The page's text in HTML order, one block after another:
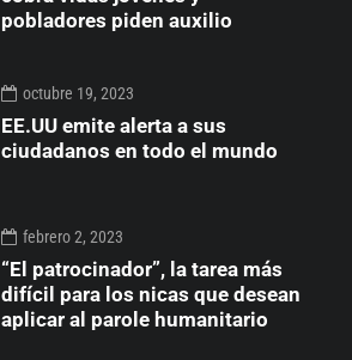
pobladores piden auxilio
octubre 19, 2023
EE.UU emite alerta a sus
ciudadanos en todo el mundo
febrero 2, 2023
“El patrocinador”, la tarea más
difícil para los nicas que desean
aplicar al parole humanitario